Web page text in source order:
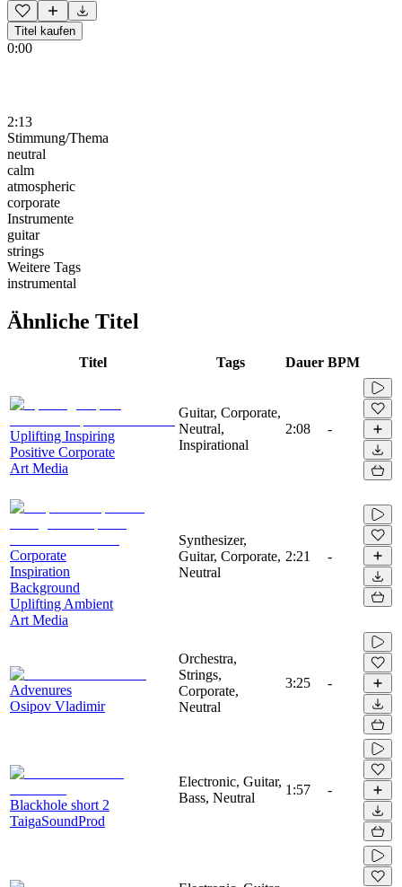
Titel kaufen
0:00
2:13
Stimmung/Thema
neutral
calm
atmospheric
corporate
Instrumente
guitar
strings
Weitere Tags
instrumental
Ähnliche Titel
Titel Tags Dauer BPM
Uplifting Inspiring
Positive Corporate
Art Media
Guitar, Corporate,
Neutral,
Inspirational
2:08 -
Corporate
Inspiration
Background
Uplifting Ambient
Art Media
Synthesizer,
Guitar, Corporate,
Neutral
2:21 -
Advenures
Osipov Vladimir
Orchestra,
Strings,
Corporate,
Neutral
3:25 -
Blackhole short 2
TaigaSoundProd
Electronic, Guitar,
Bass, Neutral
1:57 -